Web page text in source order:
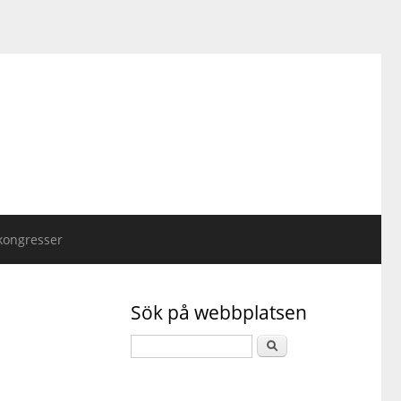
Sök på webbplatsen